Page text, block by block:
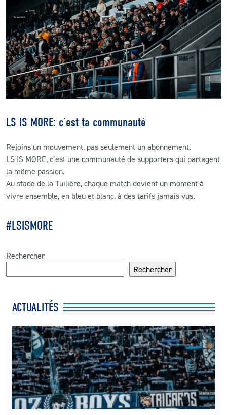
LS IS MORE: c’est ta communauté
Rejoins un mouvement, pas seulement un abonnement.
LS IS MORE, c’est une communauté de supporters qui partagent
la même passion.
Au stade de la Tuilière, chaque match devient un moment à
vivre ensemble, en bleu et blanc, à des tarifs jamais vus.
#LSISMORE
Rechercher
Rechercher
ACTUALITÉS